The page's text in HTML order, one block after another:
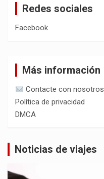
Redes sociales
Facebook
Más información
Contacte con nosotros
Política de privacidad
DMCA
Noticias de viajes